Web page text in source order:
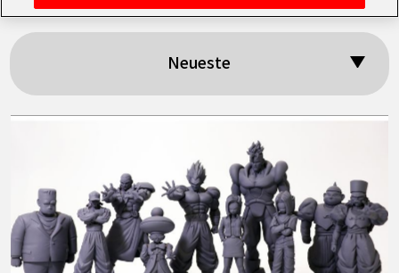
NEUES
SPECIALS
INFOS
Neueste